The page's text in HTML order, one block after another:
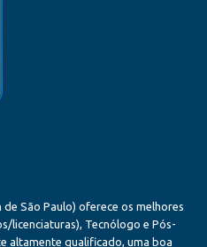
São Paulo) oferece os melhores
licenciaturas), Tecnólogo e Pós-
altamente qualificado, uma boa